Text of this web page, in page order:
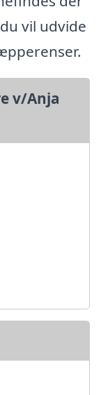
vil udvide
v/Anja